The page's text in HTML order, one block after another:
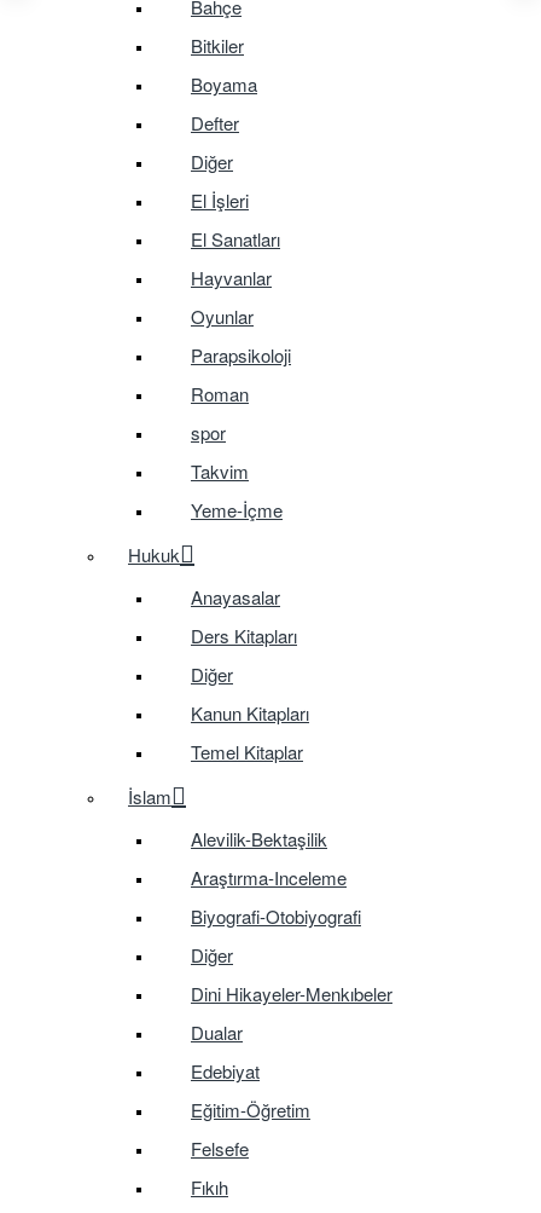
Bahçe
Bitkiler
Boyama
Defter
Diğer
El İşleri
El Sanatları
Hayvanlar
Oyunlar
Parapsikoloji
Roman
spor
Takvim
Yeme-İçme
Hukuk
Anayasalar
Ders Kitapları
Diğer
Kanun Kitapları
Temel Kitaplar
İslam
Alevilik-Bektaşilik
Araştırma-Inceleme
Biyografi-Otobiyografi
Diğer
Dini Hikayeler-Menkıbeler
Dualar
Edebiyat
Eğitim-Öğretim
Felsefe
Fıkıh